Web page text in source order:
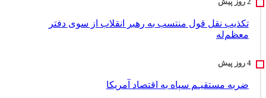
تکذیب نقل قول منتسب به رهبر انقلاب از سوی دفتر
معظم‌له
ضربه مستقیـم سپاه به اقتصاد آمر‌یکا